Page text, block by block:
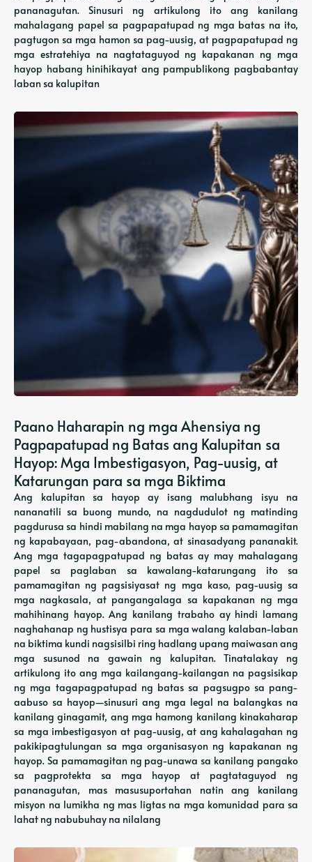
pananagutan. Sinusuri ng artikulong ito ang kanilang
mahalagang papel sa pagpapatupad ng mga batas na ito,
pagtugon sa mga hamon sa pag-uusig, at pagpapatupad ng
mga estratehiya na nagtataguyod ng kapakanan ng mga
hayop habang hinihikayat ang pampublikong pagbabantay
laban sa kalupitan
Paano Haharapin ng mga Ahensiya ng
Pagpapatupad ng Batas ang Kalupitan sa
Hayop: Mga Imbestigasyon, Pag-uusig, at
Katarungan para sa mga Biktima
Ang kalupitan sa hayop ay isang malubhang isyu na
nananatili sa buong mundo, na nagdudulot ng matinding
pagdurusa sa hindi mabilang na mga hayop sa pamamagitan
ng kapabayaan, pag-abandona, at sinasadyang pananakit.
Ang mga tagapagpatupad ng batas ay may mahalagang
papel sa paglaban sa kawalang-katarungang ito sa
pamamagitan ng pagsisiyasat ng mga kaso, pag-uusig sa
mga nagkasala, at pangangalaga sa kapakanan ng mga
mahihinang hayop. Ang kanilang trabaho ay hindi lamang
naghahanap ng hustisya para sa mga walang kalaban-laban
na biktima kundi nagsisilbi ring hadlang upang maiwasan ang
mga susunod na gawain ng kalupitan. Tinatalakay ng
artikulong ito ang mga kailangang-kailangan na pagsisikap
ng mga tagapagpatupad ng batas sa pagsugpo sa pang-
aabuso sa hayop—sinusuri ang mga legal na balangkas na
kanilang ginagamit, ang mga hamong kanilang kinakaharap
sa mga imbestigasyon at pag-uusig, at ang kahalagahan ng
pakikipagtulungan sa mga organisasyon ng kapakanan ng
hayop. Sa pamamagitan ng pag-unawa sa kanilang pangako
sa pagprotekta sa mga hayop at pagtataguyod ng
pananagutan, mas masusuportahan natin ang kanilang
misyon na lumikha ng mas ligtas na mga komunidad para sa
lahat ng nabubuhay na nilalang